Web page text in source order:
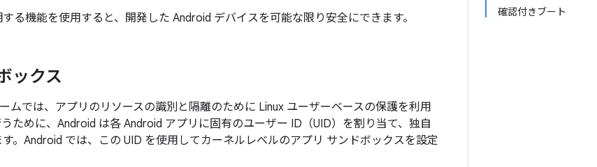
確認付きブート
る機能を使用すると、開発した Android デバイスを可能な限り安全にできます。
ックス
ムでは、アプリのリソースの識別と隔離のために Linux ユーザーベースの保護を利用
ために、Android は各 Android アプリに固有のユーザー ID（UID）を割り当て、独自
。Android では、この UID を使用してカーネルレベルのアプリ サンドボックスを設定